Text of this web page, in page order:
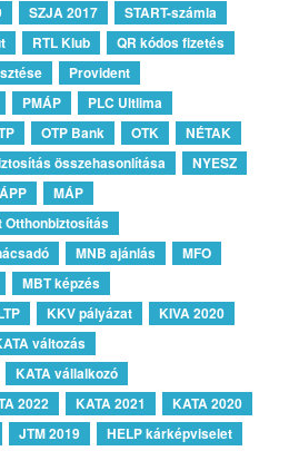
SZJA 2017
START-számla
RTL Klub
QR kódos fizetés
Provident
PMÁP
PLC Ultlima
OTP Bank OTK
NÉTAK
összehasonlítása
NYESZ
MÁP
Otthonbiztosítás
MNB ajánlás
MFO
MBT képzés
KKV pályázat
KIVA 2020
változás
KATA vállalkozó
2022 KATA 2021
KATA 2020
JTM 2019
HELP kárképviselet